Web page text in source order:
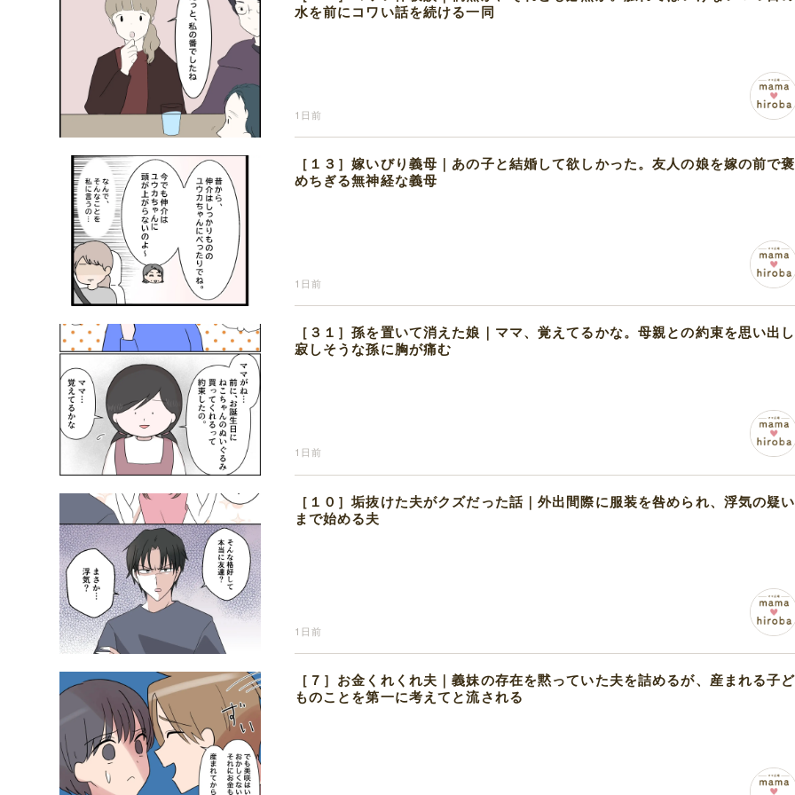
水を前にコワい話を続ける一同
1日前
［１３］嫁いびり義母｜あの子と結婚して欲しかった。友人の娘を嫁の前で褒
めちぎる無神経な義母
1日前
［３１］孫を置いて消えた娘｜ママ、覚えてるかな。母親との約束を思い出し
寂しそうな孫に胸が痛む
1日前
［１０］垢抜けた夫がクズだった話｜外出間際に服装を咎められ、浮気の疑い
まで始める夫
1日前
［７］お金くれくれ夫｜義妹の存在を黙っていた夫を詰めるが、産まれる子ど
ものことを第一に考えてと流される